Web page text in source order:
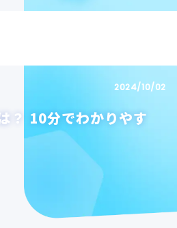
2024/10/02
？ 10分でわかりやす